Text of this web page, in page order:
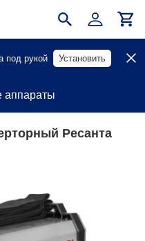
под рукой Установить
аппараты
Ресанта